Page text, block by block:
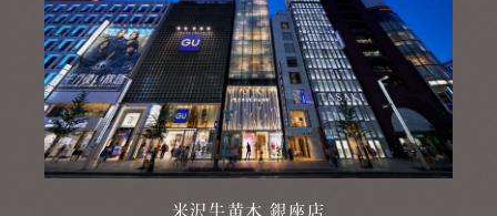
米沢牛黄木 銀座店